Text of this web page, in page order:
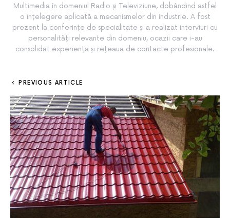
Multimedia în domeniul Radio și Televiziune, dobândind astfel
o înțelegere aplicată a mecanismelor din industrie. A fost
prezent la conferințe de specialitate și a realizat interviuri cu
personalități relevante din domeniu, ocazii care i-au
consolidat experiența și rețeaua de contacte profesionale.
PREVIOUS ARTICLE